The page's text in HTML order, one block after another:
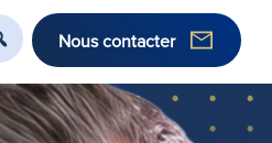
Nous contacter